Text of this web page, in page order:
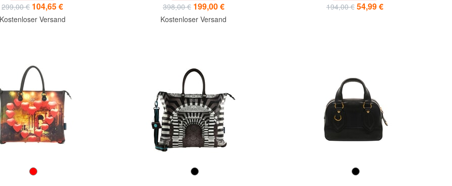
299,00 € 104,65 €
Kostenloser Versand
398,00 € 199,00 €
Kostenloser Versand
194,00 € 54,99 €